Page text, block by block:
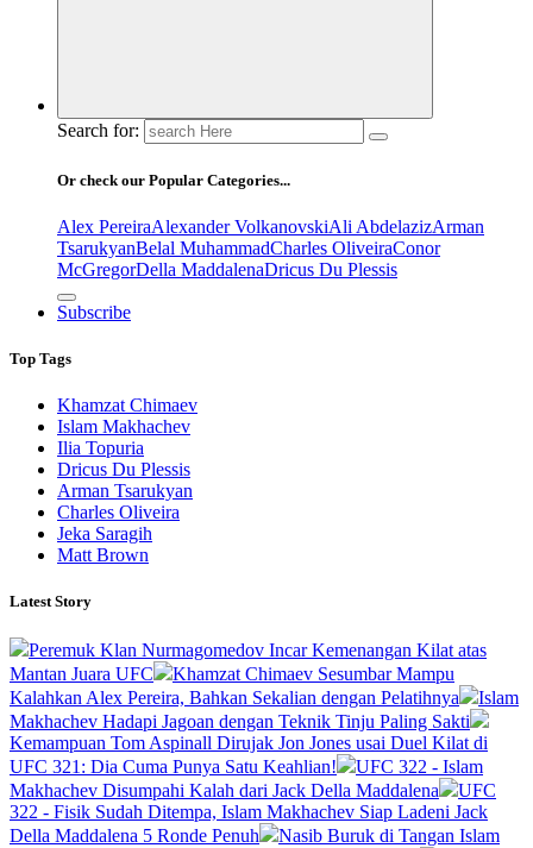
Search for:
Or check our Popular Categories...
Alex PereiraAlexander VolkanovskiAli AbdelazizArman
TsarukyanBelal MuhammadCharles OliveiraConor
McGregorDella MaddalenaDricus Du Plessis
Subscribe
Top Tags
Khamzat Chimaev
Islam Makhachev
Ilia Topuria
Dricus Du Plessis
Arman Tsarukyan
Charles Oliveira
Jeka Saragih
Matt Brown
Latest Story
Peremuk Klan Nurmagomedov Incar Kemenangan Kilat atas
Mantan Juara UFC
Khamzat Chimaev Sesumbar Mampu
Kalahkan Alex Pereira, Bahkan Sekalian dengan Pelatihnya
Islam
Makhachev Hadapi Jagoan dengan Teknik Tinju Paling Sakti
Kemampuan Tom Aspinall Dirujak Jon Jones usai Duel Kilat di
UFC 321: Dia Cuma Punya Satu Keahlian!
UFC 322 - Islam
Makhachev Disumpahi Kalah dari Jack Della Maddalena
UFC
322 - Fisik Sudah Ditempa, Islam Makhachev Siap Ladeni Jack
Della Maddalena 5 Ronde Penuh
Nasib Buruk di Tangan Islam